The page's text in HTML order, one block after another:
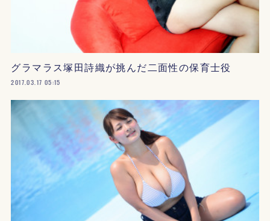
グラマラス塚田詩織が挑んだ二面性の保育士役
2017.03.17 05:15